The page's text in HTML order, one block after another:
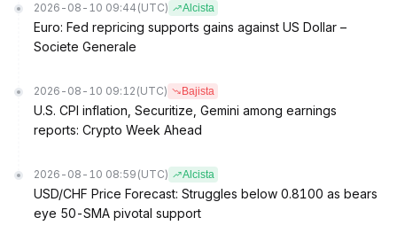
2026-08-10 09:44 (UTC) Alcista
Euro: Fed repricing supports gains against US Dollar –
Societe Generale
2026-08-10 09:12 (UTC) Bajista
U.S. CPI inflation, Securitize, Gemini among earnings
reports: Crypto Week Ahead
2026-08-10 08:59 (UTC) Alcista
USD/CHF Price Forecast: Struggles below 0.8100 as bears
eye 50-SMA pivotal support